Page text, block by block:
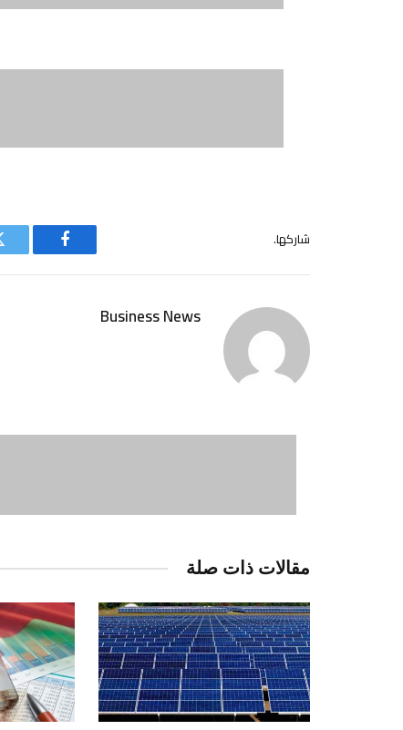
شاركها.
فيسبوك
Business News
مقالات ذات صلة